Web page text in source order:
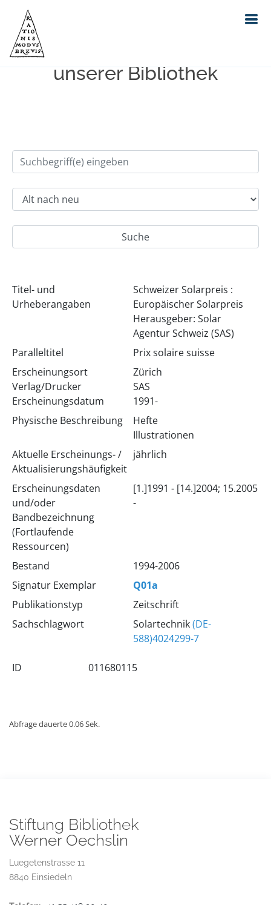
Einfache Suche im Bestand
unserer Bibliothek
Titel- und
Urheberangaben
Schweizer Solarpreis :
Europäischer Solarpreis
Herausgeber: Solar
Agentur Schweiz (SAS)
Paralleltitel
Prix solaire suisse
Erscheinungsort
Verlag/Drucker
Erscheinungsdatum
Zürich
SAS
1991-
Physische Beschreibung
Hefte
Illustrationen
Aktuelle Erscheinungs- /
Aktualisierungshäufigkeit
jährlich
Erscheinungsdaten
und/oder
Bandbezeichnung
(Fortlaufende
Ressourcen)
[1.]1991 - [14.]2004; 15.2005
-
Bestand
1994-2006
Signatur Exemplar
Q01a
Publikationstyp
Zeitschrift
Sachschlagwort
Solartechnik(DE-
588)4024299-7
ID 011680115
Abfrage dauerte 0.06 Sek.
Stiftung Bibliothek
Werner Oechslin
Luegetenstrasse 11
8840 Einsiedeln